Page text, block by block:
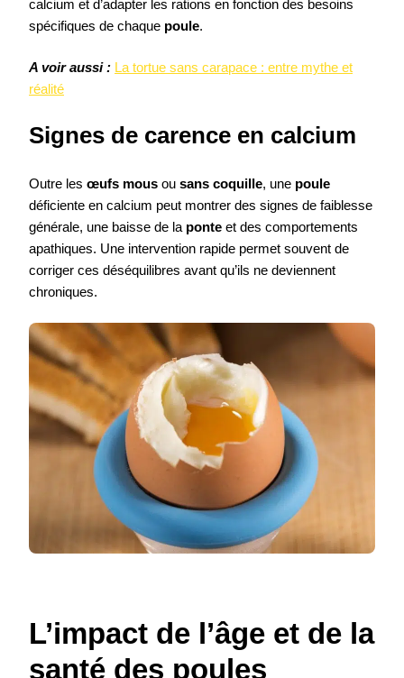
calcium et d’adapter les rations en fonction des besoins
spécifiques de chaque poule.
A voir aussi : La tortue sans carapace : entre mythe et
réalité
Signes de carence en calcium
Outre les œufs mous ou sans coquille, une poule
déficiente en calcium peut montrer des signes de faiblesse
générale, une baisse de la ponte et des comportements
apathiques. Une intervention rapide permet souvent de
corriger ces déséquilibres avant qu’ils ne deviennent
chroniques.
L’impact de l’âge et de la
santé des poules